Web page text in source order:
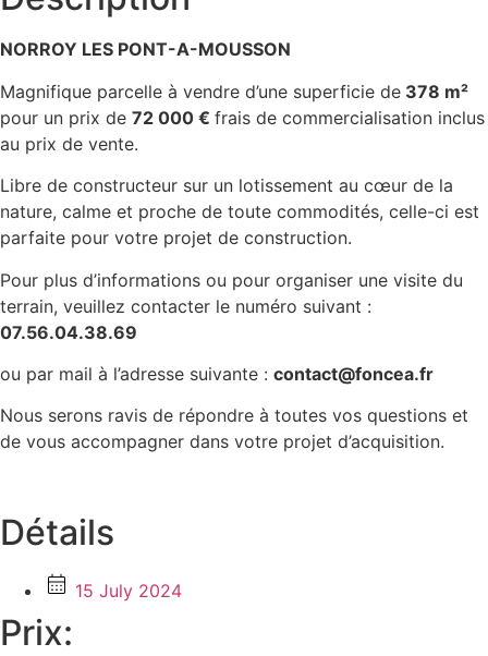
NORROY LES PONT-A-MOUSSON
Magnifique parcelle à vendre d’une superficie de 378 m²
pour un prix de 72 000 € frais de commercialisation inclus
au prix de vente.
Libre de constructeur sur un lotissement au cœur de la
nature, calme et proche de toute commodités, celle-ci est
parfaite pour votre projet de construction.
Pour plus d’informations ou pour organiser une visite du
terrain, veuillez contacter le numéro suivant :
07.56.04.38.69
ou par mail à l’adresse suivante : contact@foncea.fr
Nous serons ravis de répondre à toutes vos questions et
de vous accompagner dans votre projet d’acquisition.
Détails
15 July 2024
Prix: